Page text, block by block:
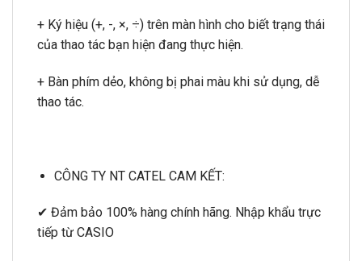
+ Ký hiệu (+, -, ×, ÷) trên màn hình cho biết trạng thái
của thao tác bạn hiện đang thực hiện.
+ Bàn phím dẻo, không bị phai màu khi sử dụng, dễ
thao tác.
CÔNG TY NT CATEL CAM KẾT:
✔ Đảm bảo 100% hàng chính hãng. Nhập khẩu trực
tiếp từ CASIO